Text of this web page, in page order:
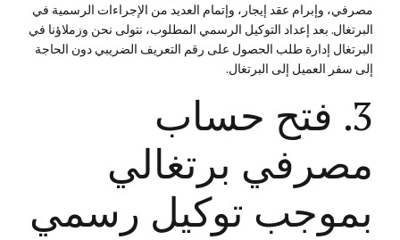
مصرفي، وإبرام عقد إيجار، وإتمام العديد من الإجراءات الرسمية في
البرتغال. بعد إعداد التوكيل الرسمي المطلوب، نتولى نحن وزملاؤنا في
البرتغال إدارة طلب الحصول على رقم التعريف الضريبي دون الحاجة
إلى سفر العميل إلى البرتغال.
3. فتح حساب
مصرفي برتغالي
بموجب توكيل رسمي